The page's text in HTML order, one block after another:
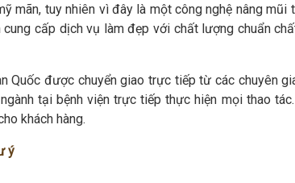
mãn, tuy nhiên vì đây là một công nghệ nâng mũi
cấp dịch vụ làm đẹp với chất lượng chuẩn
Quốc được chuyển giao trực tiếp từ các chuyên
tại bệnh viện trực tiếp thực hiện mọi thao
khách hàng.
ý